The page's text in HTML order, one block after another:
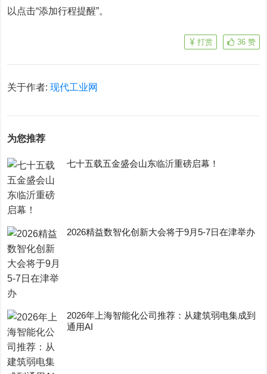
以点击“添加行程提醒”。
36 赞
打赏
关于作者:现代工业网
为您推荐
七十五载五金盛会山东临沂重磅启幕！
2026精益数智化创新大会将于9月5-7日在津举办
2026年上海智能化公司推荐：从建筑弱电集成到
通用AI